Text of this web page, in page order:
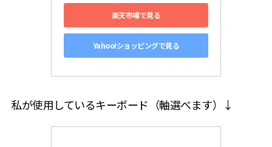
楽天市場で見る
Yahoo!ショッピングで見る
私が使用しているキーボード（軸選べます）↓